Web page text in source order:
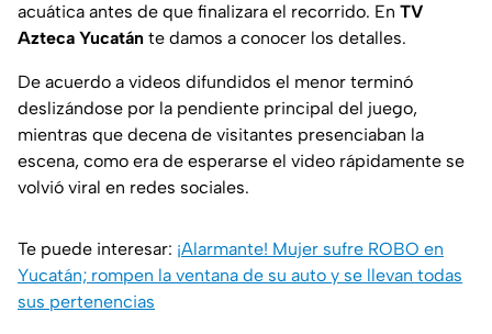
acuática antes de que finalizara el recorrido. En TV
Azteca Yucatán te damos a conocer los detalles.
De acuerdo a videos difundidos el menor terminó
deslizándose por la pendiente principal del juego,
mientras que decena de visitantes presenciaban la
escena, como era de esperarse el video rápidamente se
volvió viral en redes sociales.
Te puede interesar: ¡Alarmante! Mujer sufre ROBO en
Yucatán; rompen la ventana de su auto y se llevan todas
sus pertenencias